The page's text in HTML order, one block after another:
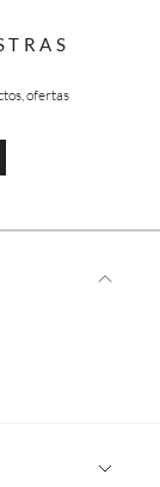
ofertas